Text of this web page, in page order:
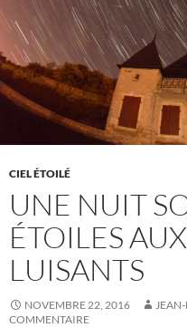
CIEL ÉTOILÉ
UNE NUIT
ÉTOILES
LUISANTS
NOVEMBRE 22, 2016
COMMENTAIRE